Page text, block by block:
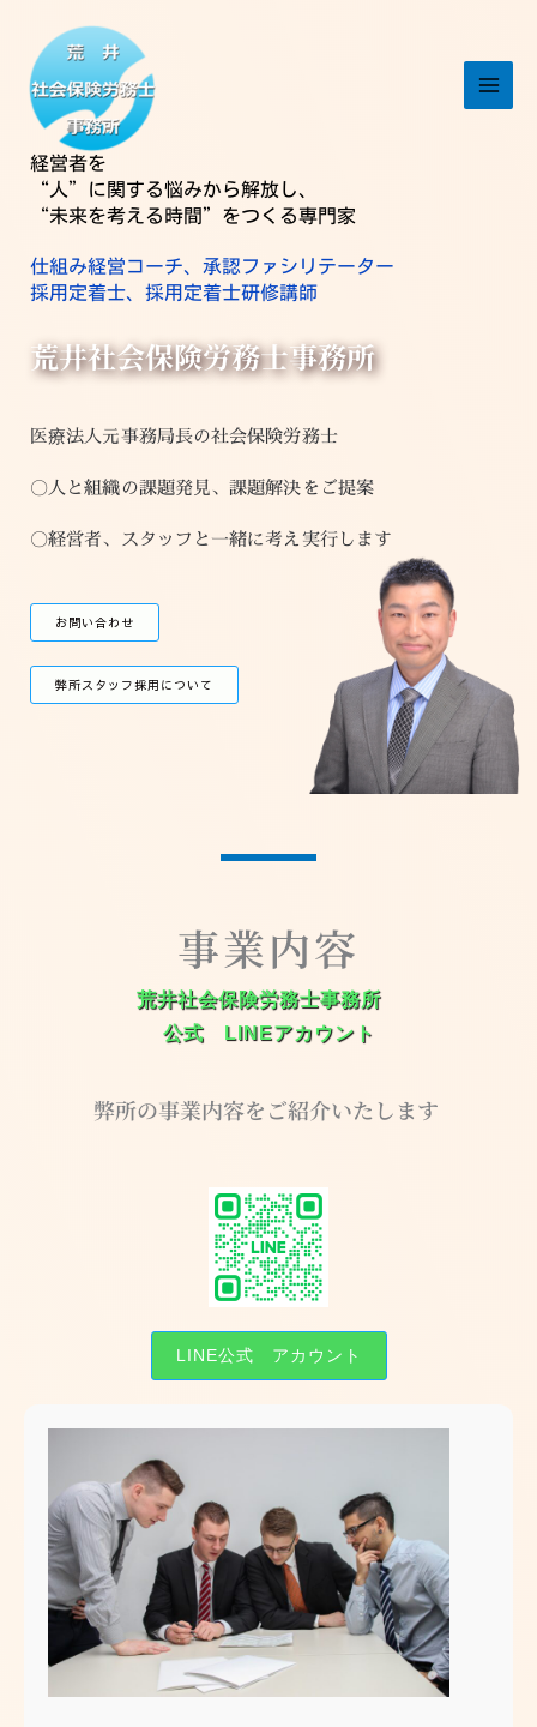
経営者を
“人”に関する悩みから解放し、
“未来を考える時間”をつくる専門家
仕組み経営コーチ、承認ファシリテーター
採用定着士、採用定着士研修講師
荒井社会保険労務士事務所
医療法人元事務局長の社会保険労務士
〇人と組織の課題発見、課題解決をご提案
〇経営者、スタッフと一緒に考え実行します
お問い合わせ
弊所スタッフ採用について
事業内容
荒井社会保険労務士事務所
公式 LINEアカウント
弊所の事業内容をご紹介いたします
LINE公式 アカウント